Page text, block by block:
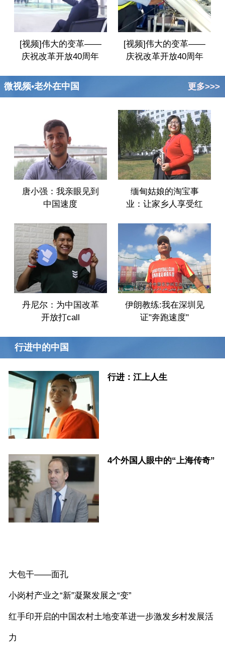
[视频]伟大的变革——
庆祝改革开放40周年
网解决方案架构
[视频]伟大的变革——
庆祝改革开放40周年
更多>>>
微视频•老外在中国
唐小强：我亲眼见到
中国速度
缅甸姑娘的淘宝事
业：让家乡人享受红
丹尼尔：为中国改革
开放打call
伊朗教练:我在深圳见
证"奔跑速度"
行进中的中国
行进：江上人生
4个外国人眼中的“上海传奇”
大包干——面孔
小岗村产业之“新”凝聚发展之“变”
红手印开启的中国农村土地变革进一步激发乡村发展活
力